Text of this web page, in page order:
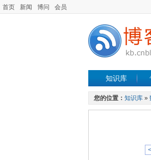
首页 新闻 博问 会员
知识库
您的位置： 知识库 »